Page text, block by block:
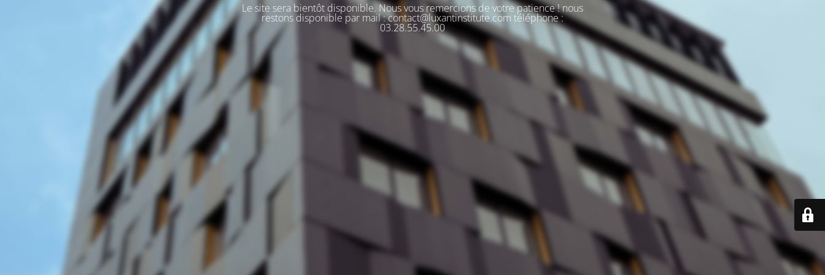
Le site sera bientôt disponible. Nous vous remercions de votre patience ! nous
restons disponible par mail : contact@luxantinstitute.com téléphone :
03.28.55.45.00